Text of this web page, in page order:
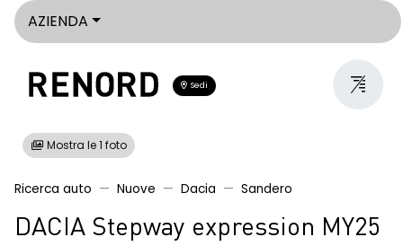
AZIENDA
Sedi
Mostra le 1 foto
Ricerca auto Nuove Dacia Sandero
DACIA Stepway expression MY25